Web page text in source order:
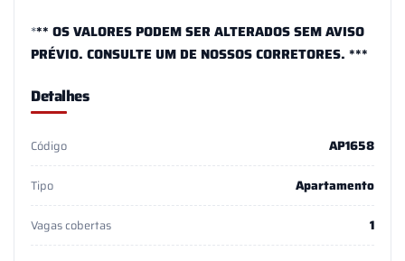
*** OS VALORES PODEM SER ALTERADOS SEM AVISO
PRÉVIO. CONSULTE UM DE NOSSOS CORRETORES. ***
Detalhes
Código AP1658
Tipo Apartamento
Vagas cobertas 1